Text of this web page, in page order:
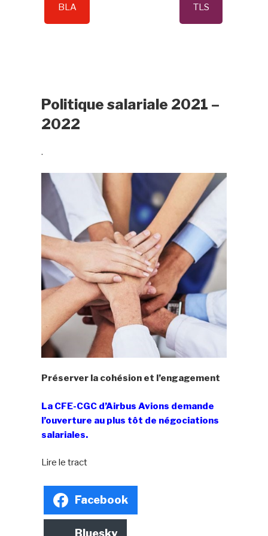
BLA TLS
Politique salariale 2021 –
2022
.
Préserver la cohésion et l’engagement
La CFE-CGC d’Airbus Avions demande
l’ouverture au plus tôt de négociations
salariales.
Lire le tract
Facebook